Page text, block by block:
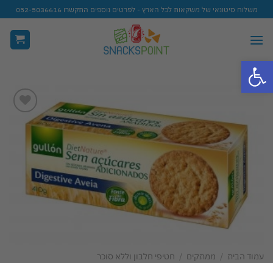
Skip
to
content
משלוח סיטונאי של משקאות לכל הארץ - לפרטים נוספים התקשרו 052-5036616
Add to
wishlist
עמוד הבית / ממתקים / חטיפי חלבון וללא סוכר
פתח סרגל נגישות